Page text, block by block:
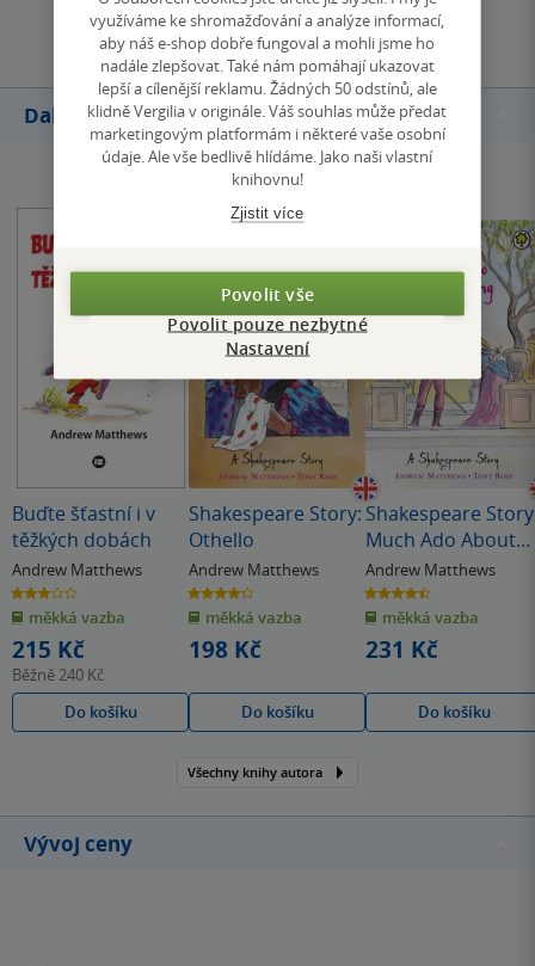
Přidat hodnocení
Další knihy autora
Buďte šťastní i v
těžkých dobách
Andrew Matthews
3.0
z
5
hvězdiček
měkká vazba
215 Kč
Běžně240 Kč
Do košíku
Shakespeare Story:
Othello
Andrew Matthews
4.3
z
5
hvězdiček
měkká vazba
198 Kč
Do košíku
Shakespeare
Much Ado About
Nothing
Andrew Matthews
4.5
z
5
hvězdiček
měkká vazba
231 Kč
Do košíku
Všechny knihy autora
Vývoj ceny
využíváme ke shromažďování a analýze informací,
aby náš e-shop dobře fungoval a mohli jsme ho
nadále zlepšovat. Také nám pomáhají ukazovat
lepší a cílenější reklamu. Žádných 50 odstínů, ale
klidně Vergilia v originále. Váš souhlas může předat
marketingovým platformám i některé vaše osobní
údaje. Ale vše bedlivě hlídáme. Jako naši vlastní
knihovnu!
Zjistit více
Povolit vše
Povolit pouze nezbytné
Nastavení